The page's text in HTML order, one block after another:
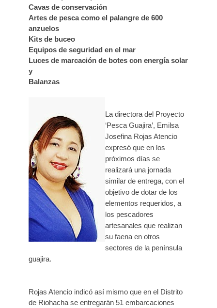
Cavas de conservación
Artes de pesca como el palangre de 600
anzuelos
Kits de buceo
Equipos de seguridad en el mar
Luces de marcación de botes con energía solar
y
Balanzas
La directora del Proyecto
‘Pesca Guajira’, Emilsa
Josefina Rojas Atencio
expresó que en los
próximos días se
realizará una jornada
similar de entrega, con el
objetivo de dotar de los
elementos requeridos, a
los pescadores
artesanales que realizan
su faena en otros
sectores de la península
guajira.
Rojas Atencio indicó así mismo que en el Distrito
de Riohacha se entregarán 51 embarcaciones